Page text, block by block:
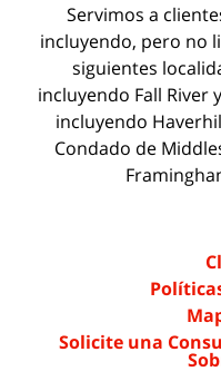
Servimos a
incluyendo, pero no
siguientes
incluyendo Fall River
incluyendo
Condado de
Solicite una